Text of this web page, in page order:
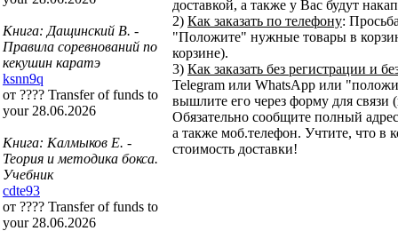
Книга: Дащинский В. -
Правила соревнований по
кекушин каратэ
ksnn9q
от ???? Transfer of funds to
your 28.06.2026
Книга: Калмыков Е. -
Теория и методика бокса.
Учебник
cdte93
от ???? Transfer of funds to
your 28.06.2026
доставкой, а также у Вас будут
2) Как заказать по телефону:
"Положите" нужные товары в
корзине).
3) Как заказать без регистрации и
Telegram или WhatsApp или
вышлите его через форму для связи
Обязательно сообщите полный
а также моб.телефон. Учтите, что в
стоимость доставки!